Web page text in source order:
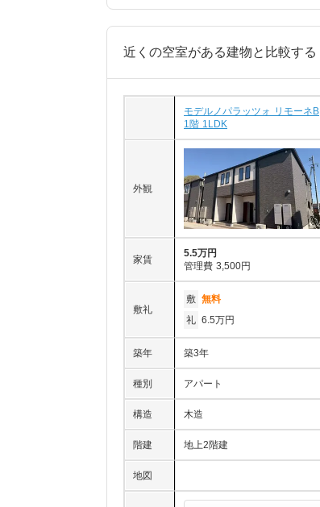
近くの空室がある建物と比較する
モデルノパラッツォ リモーネB
1階 1LDK
外観
家賃
5.5万円
管理費 3,500円
敷礼
敷 無料
礼 6.5万円
築年 築3年
種別 アパート
構造 木造
階建 地上2階建
地図